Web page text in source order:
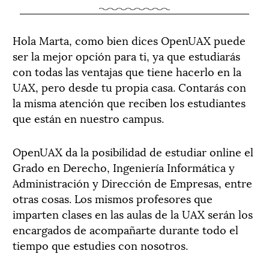
Hola Marta, como bien dices OpenUAX puede
ser la mejor opción para ti, ya que estudiarás
con todas las ventajas que tiene hacerlo en la
UAX, pero desde tu propia casa. Contarás con
la misma atención que reciben los estudiantes
que están en nuestro campus.
OpenUAX da la posibilidad de estudiar online el
Grado en Derecho, Ingeniería Informática y
Administración y Dirección de Empresas, entre
otras cosas. Los mismos profesores que
imparten clases en las aulas de la UAX serán los
encargados de acompañarte durante todo el
tiempo que estudies con nosotros.